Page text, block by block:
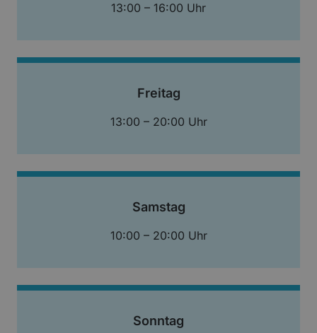
13:00 – 16:00 Uhr
Freitag
13:00 – 20:00 Uhr
Samstag
10:00 – 20:00 Uhr
Sonntag